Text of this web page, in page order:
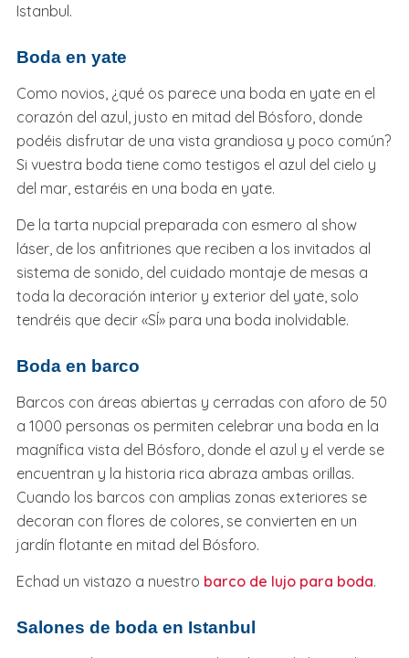
Istanbul.
Boda en yate
Como novios, ¿qué os parece una boda en yate en el
corazón del azul, justo en mitad del Bósforo, donde
podéis disfrutar de una vista grandiosa y poco común?
Si vuestra boda tiene como testigos el azul del cielo y
del mar, estaréis en una boda en yate.
De la tarta nupcial preparada con esmero al show
láser, de los anfitriones que reciben a los invitados al
sistema de sonido, del cuidado montaje de mesas a
toda la decoración interior y exterior del yate, solo
tendréis que decir «SÍ» para una boda inolvidable.
Boda en barco
Barcos con áreas abiertas y cerradas con aforo de 50
a 1000 personas os permiten celebrar una boda en la
magnífica vista del Bósforo, donde el azul y el verde se
encuentran y la historia rica abraza ambas orillas.
Cuando los barcos con amplias zonas exteriores se
decoran con flores de colores, se convierten en un
jardín flotante en mitad del Bósforo.
Echad un vistazo a nuestro barco de lujo para boda.
Salones de boda en Istanbul